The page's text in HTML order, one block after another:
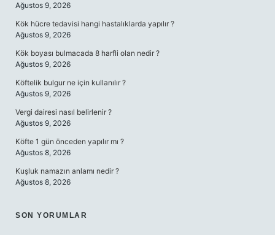
Ağustos 9, 2026
Kök hücre tedavisi hangi hastalıklarda yapılır ?
Ağustos 9, 2026
Kök boyası bulmacada 8 harfli olan nedir ?
Ağustos 9, 2026
Köftelik bulgur ne için kullanılır ?
Ağustos 9, 2026
Vergi dairesi nasıl belirlenir ?
Ağustos 9, 2026
Köfte 1 gün önceden yapılır mı ?
Ağustos 8, 2026
Kuşluk namazın anlamı nedir ?
Ağustos 8, 2026
SON YORUMLAR